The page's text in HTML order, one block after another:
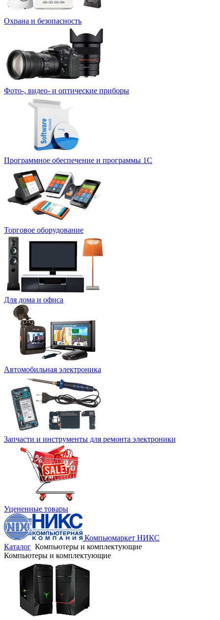
Охрана и безопасность
Фото-, видео- и оптические приборы
Программное обеспечение и программы 1С
Торговое оборудование
Для дома и офиса
Автомобильная электроника
Запчасти и инструменты для ремонта электроники
Уцененные товары
Компьюмаркет НИКС
Каталог Компьютеры и комплектующие
Компьютеры и комплектующие